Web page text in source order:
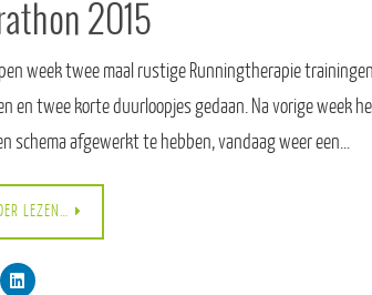
2015
week twee maal rustige Runningtherapie
en twee korte duurloopjes gedaan. Na vorige week
schema afgewerkt te hebben, vandaag weer een…
LEZEN…